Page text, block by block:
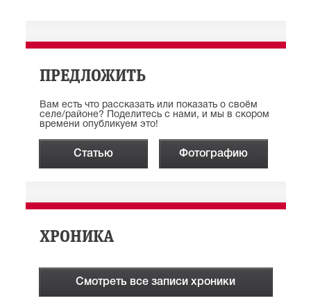
ПРЕДЛОЖИТЬ
Вам есть что рассказать или показать о своём
селе/районе? Поделитесь с нами, и мы в скором
времени опубликуем это!
Статью Фотографию
ХРОНИКА
Смотреть все записи хроники